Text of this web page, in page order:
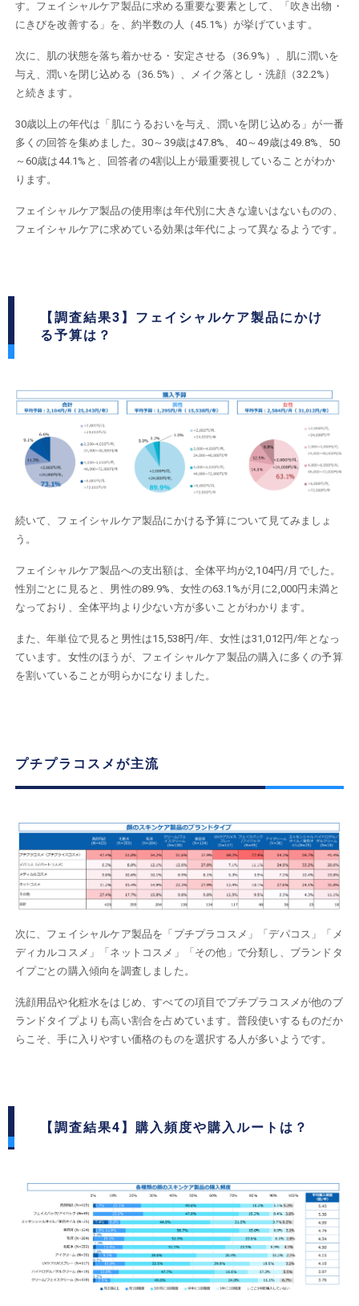
す。フェイシャルケア製品に求める重要な要素として、「吹き出物・
にきびを改善する」を、約半数の⼈（45.1%）が挙げています。
次に、肌の状態を落ち着かせる・安定させる（36.9%）、肌に潤いを
与え、潤いを閉じ込める（36.5%）、メイク落とし・洗顔（32.2%）
と続きます。
30歳以上の年代は「肌にうるおいを与え、潤いを閉じ込める」が一番
多くの回答を集めました。30～39歳は47.8%、40～49歳は49.8%、50
～60歳は44.1%と、回答者の4割以上が最重要視していることがわか
ります。
フェイシャルケア製品の使用率は年代別に大きな違いはないものの、
フェイシャルケアに求めている効果は年代によって異なるようです。
【調査結果3】フェイシャルケア製品にかけ
る予算は？
続いて、フェイシャルケア製品にかける予算について見てみましょ
う。
フェイシャルケア製品への支出額は、全体平均が2,104円/月でした。
性別ごとに見ると、男性の89.9%、女性の63.1%が月に2,000円未満と
なっており、全体平均より少ない方が多いことがわかります。
また、年単位で見ると男性は15,538円/年、女性は31,012円/年となっ
ています。女性のほうが、フェイシャルケア製品の購入に多くの予算
を割いていることが明らかになりました。
プチプラコスメが主流
次に、フェイシャルケア製品を「プチプラコスメ」「デパコス」「メ
ディカルコスメ」「ネットコスメ」「その他」で分類し、ブランドタ
イプごとの購入傾向を調査しました。
洗顔用品や化粧水をはじめ、すべての項目でプチプラコスメが他のブ
ランドタイプよりも高い割合を占めています。普段使いするものだか
らこそ、手に入りやすい価格のものを選択する人が多いようです。
【調査結果4】購入頻度や購入ルートは？